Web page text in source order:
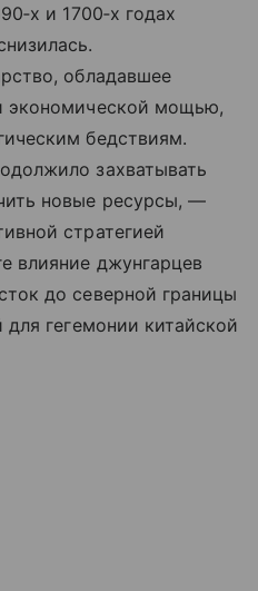
и 1700‑х годах
обладавшее
экономической мощью,
бедствиям.
захватывать
новые ресурсы, —
стратегией
влияние джунгарцев
до северной границы
для гегемонии китайской